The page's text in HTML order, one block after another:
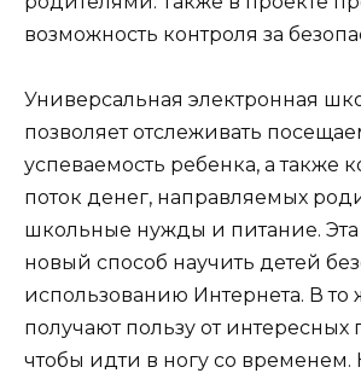
возможность контроля за
Универсальная электронная
позволяет отслеживать
успеваемость ребенка, а также
поток денег, направляемых
школьные нужды и питание.
новый способ научить детей
использованию Интернета. В то
получают пользу от интересных
чтобы идти в ногу со временем.